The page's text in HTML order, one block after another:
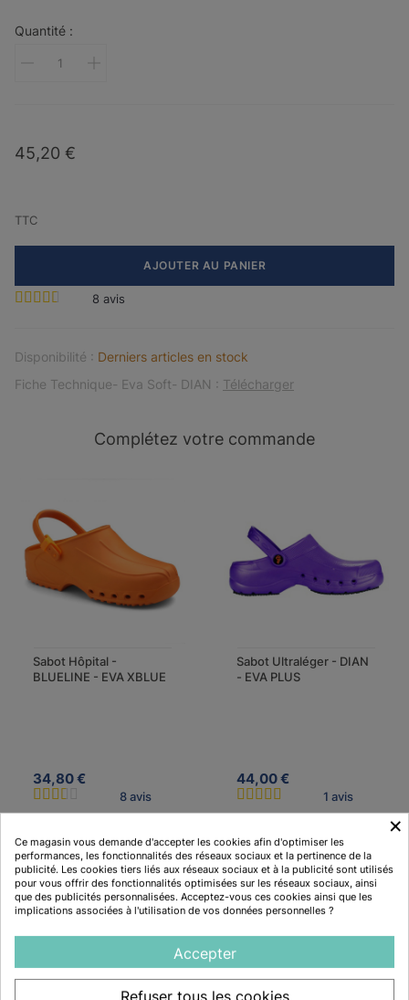
Quantité :
45,20 €
TTC
AJOUTER AU PANIER
8 avis
Disponibilité : Derniers articles en stock
Fiche Technique- Eva Soft- DIAN : Télécharger
Complétez votre commande
Sabot Hôpital -
BLUELINE - EVA XBLUE
34,80 €
8 avis
Sabot Ultraléger - DIAN
- EVA PLUS
44,00 €
1 avis
Description
Normes CE 20347 Chaussures de travail
×
Ce magasin vous demande d'accepter les cookies afin d'optimiser les
performances, les fonctionnalités des réseaux sociaux et la pertinence de la
publicité. Les cookies tiers liés aux réseaux sociaux et à la publicité sont utilisés
pour vous offrir des fonctionnalités optimisées sur les réseaux sociaux, ainsi
que des publicités personnalisées. Acceptez-vous ces cookies ainsi que les
implications associées à l'utilisation de vos données personnelles ?
Accepter
Refuser tous les cookies